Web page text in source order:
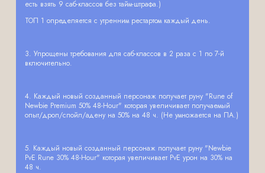
есть взять 9 саб-классов без тайм-штрафа.)
ТОП 1 определяется с утренним рестартом каждый день.
3. Упрощены требования для саб-классов в 2 раза с 1 по 7-й
включительно.
4. Каждый новый созданный персонаж получает руну "Rune of
Newbie Premium 50% 48-Hour" которая увеличивает получаемый
опыт/дроп/спойл/адену на 50% на 48 ч. (Не умножается на ПА.)
5. Каждый новый созданный персонаж получает руну "Newbie
PvE Rune 30% 48-Hour" которая увеличивает PvE урон на 30% на
48 ч.